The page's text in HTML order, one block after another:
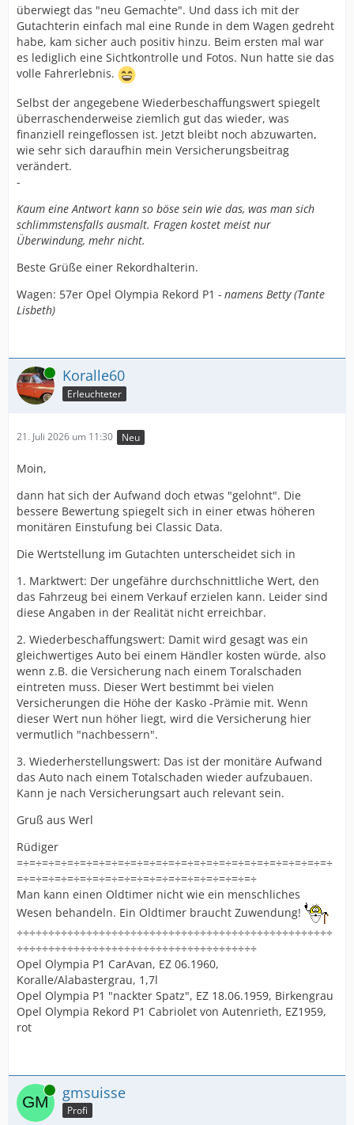
überwiegt das "neu Gemachte". Und dass ich mit der
Gutachterin einfach mal eine Runde in dem Wagen gedreht
habe, kam sicher auch positiv hinzu. Beim ersten mal war
es lediglich eine Sichtkontrolle und Fotos. Nun hatte sie das
volle Fahrerlebnis.
Selbst der angegebene Wiederbeschaffungswert spiegelt
überraschenderweise ziemlich gut das wieder, was
finanziell reingeflossen ist. Jetzt bleibt noch abzuwarten,
wie sehr sich daraufhin mein Versicherungsbeitrag
verändert.
-
Kaum eine Antwort kann so böse sein wie das, was man sich
schlimmstensfalls ausmalt. Fragen kostet meist nur
Überwindung, mehr nicht.
Beste Grüße einer Rekordhalterin.
Wagen: 57er Opel Olympia Rekord P1 - namens Betty (Tante
Lisbeth)
Online Koralle60
Erleuchteter
21. Juli 2026 um 11:30 Neu
Moin,
dann hat sich der Aufwand doch etwas "gelohnt". Die
bessere Bewertung spiegelt sich in einer etwas höheren
monitären Einstufung bei Classic Data.
Die Wertstellung im Gutachten unterscheidet sich in
1. Marktwert: Der ungefähre durchschnittliche Wert, den
das Fahrzeug bei einem Verkauf erzielen kann. Leider sind
diese Angaben in der Realität nicht erreichbar.
2. Wiederbeschaffungswert: Damit wird gesagt was ein
gleichwertiges Auto bei einem Händler kosten würde, also
wenn z.B. die Versicherung nach einem Toralschaden
eintreten muss. Dieser Wert bestimmt bei vielen
Versicherungen die Höhe der Kasko -Prämie mit. Wenn
dieser Wert nun höher liegt, wird die Versicherung hier
vermutlich "nachbessern".
3. Wiederherstellungswert: Das ist der monitäre Aufwand
das Auto nach einem Totalschaden wieder aufzubauen.
Kann je nach Versicherungsart auch relevant sein.
Gruß aus Werl
Rüdiger
=÷=÷=÷=÷=÷=÷=÷=÷=÷=÷=÷=÷=÷=÷=÷=÷=÷=÷=÷=÷=÷=÷=÷=÷=÷
=÷=÷=÷=÷=÷=÷=÷=÷=÷=÷=÷=÷=÷=÷=÷=÷=÷=÷=÷
Man kann einen Oldtimer nicht wie ein menschliches
Wesen behandeln. Ein Oldtimer braucht Zuwendung!
÷÷÷÷÷÷÷÷÷÷÷÷÷÷÷÷÷÷÷÷÷÷÷÷÷÷÷÷÷÷÷÷÷÷÷÷÷÷÷÷÷÷÷÷÷÷÷÷÷÷
÷÷÷÷÷÷÷÷÷÷÷÷÷÷÷÷÷÷÷÷÷÷÷÷÷÷÷÷÷÷÷÷÷÷÷÷÷÷
Opel Olympia P1 CarAvan, EZ 06.1960,
Koralle/Alabastergrau, 1,7l
Opel Olympia P1 "nackter Spatz", EZ 18.06.1959, Birkengrau
Opel Olympia Rekord P1 Cabriolet von Autenrieth, EZ1959,
rot
Online gmsuisse
Profi